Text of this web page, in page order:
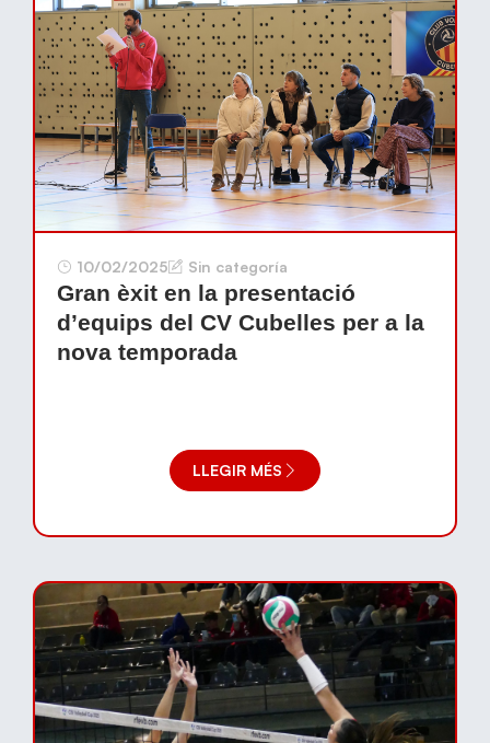
10/02/2025 Sin categoría
Gran èxit en la presentació
d’equips del CV Cubelles per a la
nova temporada
LLEGIR MÉS